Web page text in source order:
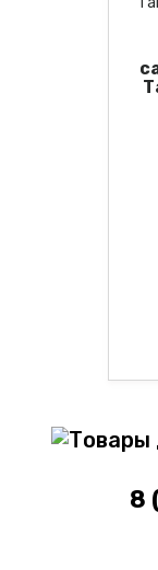
8